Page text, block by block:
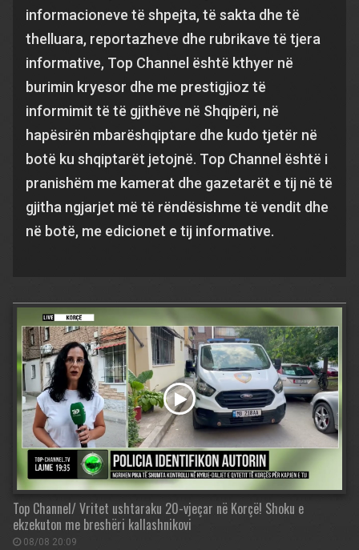
informacioneve të shpejta, të sakta dhe të
thelluara, reportazheve dhe rubrikave të tjera
informative, Top Channel është kthyer në
burimin kryesor dhe me prestigjioz të
informimit të të gjithëve në Shqipëri, në
hapësirën mbarëshqiptare dhe kudo tjetër në
botë ku shqiptarët jetojnë. Top Channel është i
pranishëm me kamerat dhe gazetarët e tij në të
gjitha ngjarjet më të rëndësishme të vendit dhe
në botë, me edicionet e tij informative.
Top Channel/ Vritet ushtaraku 20-vjeçar në Korçë! Shoku e
ekzekuton me breshëri kallashnikovi
08/08 20:09